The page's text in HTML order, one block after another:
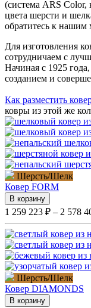
(система ARS Color,
цвета шерсти и
обратитесь к нашим
Для изготовления
сотрудничаем с
Начиная с 1925
созданием и
Как разместить
ковры из этой же
Шерсть/Шелк
Ковер FORM
В корзину
1 259 223 ₽ – 2 578
Шерсть/Шелк
Ковер DIAMONDS
В корзину